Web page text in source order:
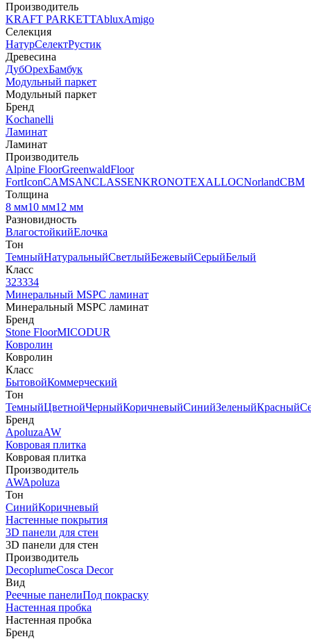
Производитель
KRAFT PARKETTAbluxAmigo
Селекция
НатурСелектРустик
Древесина
ДубОрехБамбук
Модульный паркет
Модульный паркет
Бренд
Kochanelli
Ламинат
Ламинат
Производитель
Alpine FloorGreenwaldFloor
FortIconCAMSANCLASSENKRONOTEXALLOCNorlandCBM
Толщина
8 мм10 мм12 мм
Разновидность
ВлагостойкийЕлочка
Тон
ТемныйНатуральныйСветлыйБежевыйСерыйБелый
Класс
323334
Минеральный MSPC ламинат
Минеральный MSPC ламинат
Бренд
Stone FloorMICODUR
Ковролин
Ковролин
Класс
БытовойКоммерческий
Тон
ТемныйЦветнойЧерныйКоричневыйСинийЗеленыйКрасный
Бренд
ApoluzaAW
Ковровая плитка
Ковровая плитка
Производитель
AWApoluza
Тон
СинийКоричневый
Настенные покрытия
3D панели для стен
3D панели для стен
Производитель
DecoplumeCosca Decor
Вид
Реечные панелиПод покраску
Настенная пробка
Настенная пробка
Бренд